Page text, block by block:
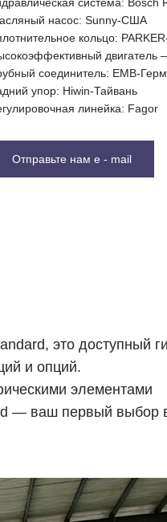
насос: Sunny-США
кольцо:
двигатель
соединитель: EMB-
упор: Hiwin-Тайвань
линейка: Fagor
Отправьте нам e - mail
это доступный
и опций.
элементами
— ваш первый выбор